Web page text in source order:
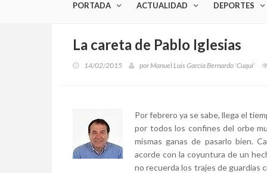
PORTADA ACTUALIDAD DEPORTES
La careta de Pablo Iglesias
14/02/2015 porManuel Luis García Bernardo 'Cuqui'
Por febrero ya se sabe, llega el
por todos los confines del orbe
mismas ganas de pasarlo bien.
acorde con la coyuntura de un
no recuerda los trajes de guardias